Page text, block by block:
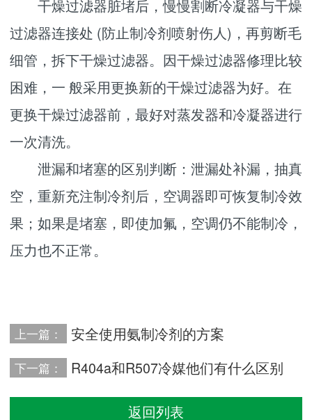
干燥过滤器脏堵后，慢慢割断冷凝器与干燥
过滤器连接处 (防止制冷剂喷射伤人)，再剪断毛
细管，拆下干燥过滤器。因干燥过滤器修理比较
困难，一 般采用更换新的干燥过滤器为好。在
更换干燥过滤器前，最好对蒸发器和冷凝器进行
一次清洗。
泄漏和堵塞的区别判断：泄漏处补漏，抽真
空，重新充注制冷剂后，空调器即可恢复制冷效
果；如果是堵塞，即使加氟，空调仍不能制冷，
压力也不正常。
上一篇： 安全使用氨制冷剂的方案
下一篇： R404a和R507冷媒他们有什么区别
返回列表